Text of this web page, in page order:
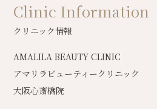
Clinic Information
クリニック情報
AMALILA BEAUTY CLINIC
アマリラビューティークリニック
大阪心斎橋院